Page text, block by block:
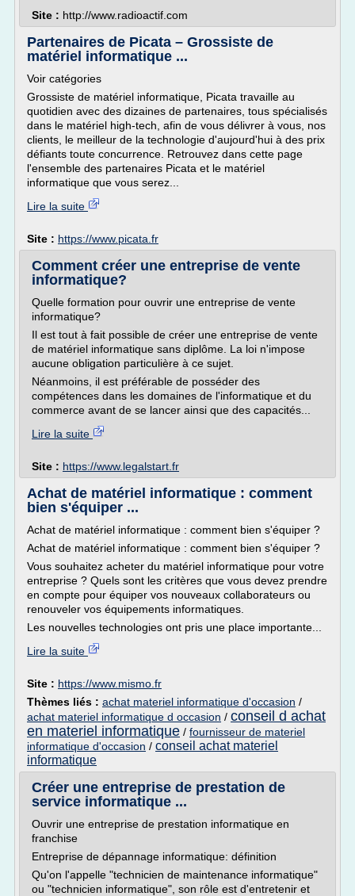
Site : http://www.radioactif.com
Partenaires de Picata – Grossiste de
matériel informatique ...
Voir catégories
Grossiste de matériel informatique, Picata travaille au
quotidien avec des dizaines de partenaires, tous spécialisés
dans le matériel high-tech, afin de vous délivrer à vous, nos
clients, le meilleur de la technologie d'aujourd'hui à des prix
défiants toute concurrence. Retrouvez dans cette page
l'ensemble des partenaires Picata et le matériel
informatique que vous serez...
Lire la suite
Site : https://www.picata.fr
Comment créer une entreprise de vente
informatique?
Quelle formation pour ouvrir une entreprise de vente
informatique?
Il est tout à fait possible de créer une entreprise de vente
de matériel informatique sans diplôme. La loi n'impose
aucune obligation particulière à ce sujet.
Néanmoins, il est préférable de posséder des
compétences dans les domaines de l'informatique et du
commerce avant de se lancer ainsi que des capacités...
Lire la suite
Site : https://www.legalstart.fr
Achat de matériel informatique : comment
bien s'équiper ...
Achat de matériel informatique : comment bien s'équiper ?
Achat de matériel informatique : comment bien s'équiper ?
Vous souhaitez acheter du matériel informatique pour votre
entreprise ? Quels sont les critères que vous devez prendre
en compte pour équiper vos nouveaux collaborateurs ou
renouveler vos équipements informatiques.
Les nouvelles technologies ont pris une place importante...
Lire la suite
Site : https://www.mismo.fr
Thèmes liés : achat materiel informatique d'occasion /
achat materiel informatique d occasion / conseil d achat
en materiel informatique / fournisseur de materiel
informatique d'occasion / conseil achat materiel
informatique
Créer une entreprise de prestation de
service informatique ...
Ouvrir une entreprise de prestation informatique en
franchise
Entreprise de dépannage informatique: définition
Qu'on l'appelle "technicien de maintenance informatique"
ou "technicien informatique", son rôle est d'entretenir et